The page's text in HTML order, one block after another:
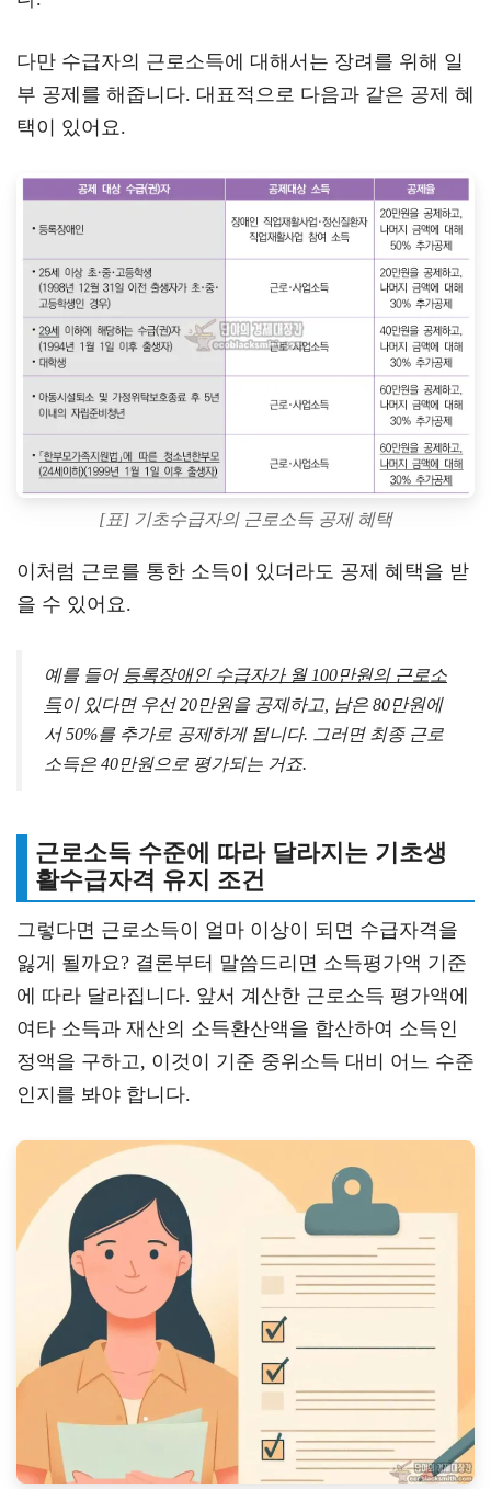
다만 수급자의 근로소득에 대해서는 장려를 위해 일
부 공제를 해줍니다. 대표적으로 다음과 같은 공제 혜
택이 있어요.
[표] 기초수급자의 근로소득 공제 혜택
이처럼 근로를 통한 소득이 있더라도 공제 혜택을 받
을 수 있어요.
예를 들어 등록장애인 수급자가 월 100만원의 근로소
득이 있다면 우선 20만원을 공제하고, 남은 80만원에
서 50%를 추가로 공제하게 됩니다. 그러면 최종 근로
소득은 40만원으로 평가되는 거죠.
근로소득 수준에 따라 달라지는 기초생
활수급자격 유지 조건
그렇다면 근로소득이 얼마 이상이 되면 수급자격을
잃게 될까요? 결론부터 말씀드리면 소득평가액 기준
에 따라 달라집니다. 앞서 계산한 근로소득 평가액에
여타 소득과 재산의 소득환산액을 합산하여 소득인
정액을 구하고, 이것이 기준 중위소득 대비 어느 수준
인지를 봐야 합니다.